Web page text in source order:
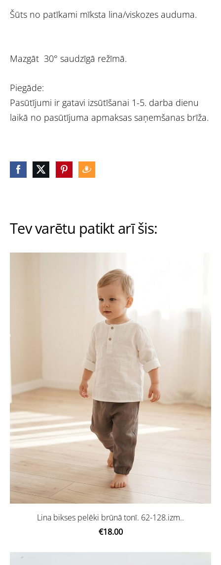
Šūts no patīkami mīksta lina/viskozes auduma.
Mazgāt 30° saudzīgā režīmā.
Piegāde:
Pasūtījumi ir gatavi izsūtīšanai 1-5. darba dienu
laikā no pasūtījuma apmaksas saņemšanas brīža.
Tev varētu patikt arī šis:
Lina bikses pelēki brūnā tonī. 62-128.izm..
€18.00